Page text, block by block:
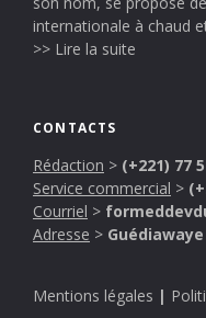
internationale à chaud
>> Lire la suite
CONTACTS
Rédaction > (+221) 77
Service commercial >
Courriel >
Adresse >
Mentions légales |